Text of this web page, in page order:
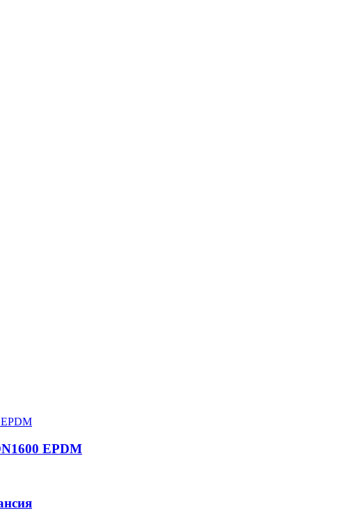
EPDM